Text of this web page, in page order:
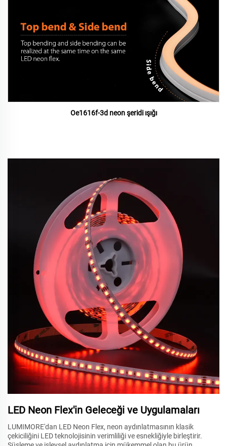
Oe1616f-3d neon şeridi ışığı
LED Neon Flex'in Geleceği ve Uygulamaları
LUMIMORE'dan LED Neon Flex, neon aydınlatmasının klasik
çekiciliğini LED teknolojisinin verimliliği ve esnekliğiyle birleştirir.